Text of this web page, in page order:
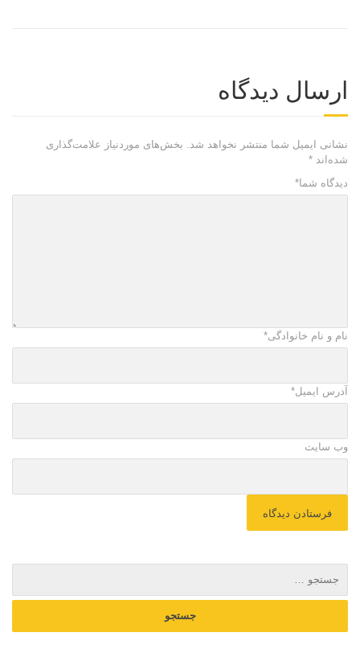
ارسال دیدگاه
نشانی ایمیل شما منتشر نخواهد شد.
بخش‌های موردنیاز علامت‌گذاری
شده‌اند *
دیدگاه شما*
نام و نام خانوادگی*
آدرس ایمیل*
وب سایت